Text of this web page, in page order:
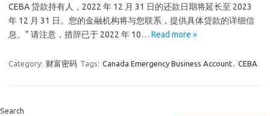
CEBA 贷款持有人，2022 年 12 月 31 日的还款日期将延长至 2023
年 12 月 31 日。您的金融机构将与您联系，提供具体贷款的详细信
息。” 请注意，措辞已于 2022 年 10… Read more »
Category: 财富密码 Tags: Canada Emergency Business Account, CEBA
Search